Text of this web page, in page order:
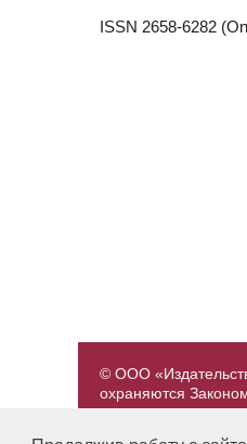
ISSN 2658-6282
© ООО
охраняются
предварительного